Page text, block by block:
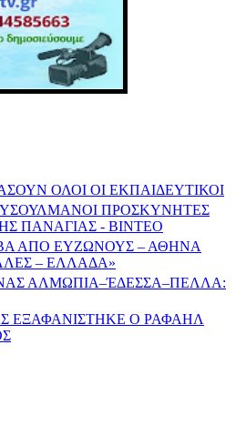
ΟΛΟΙ ΟΙ ΕΚΠΑΙΔΕΥΤΙΚΟΙ
ΠΡΟΣΚΥΝΗΤΕΣ
ΠΑΝΑΓΙΑΣ - ΒΙΝΤΕΟ
ΑΠΟ ΕΥΖΩΝΟΥΣ – ΑΘΗΝΑ
– ΕΛΛΑΔΑ»
ΑΛΜΩΠΙΑ–ΈΔΕΣΣΑ–ΠΕΛΛΑ:
ΕΞΑΦΑΝΙΣΤΗΚΕ Ο ΡΑΦΑΗΛ